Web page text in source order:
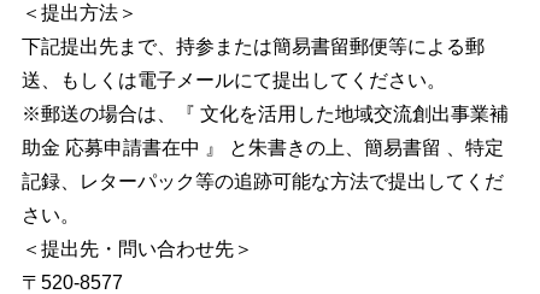
＜提出方法＞
下記提出先まで、持参または簡易書留郵便等による郵
送、もしくは電子メールにて提出してください。
※郵送の場合は、『 文化を活用した地域交流創出事業補
助金 応募申請書在中 』 と朱書きの上、簡易書留 、特定
記録、レターパック等の追跡可能な方法で提出してくだ
さい。
＜提出先・問い合わせ先＞
〒520-8577